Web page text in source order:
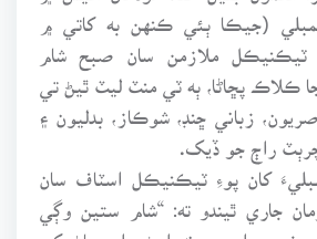
(جيڪا ٻئي ڪنهن به کاتي ۾
ٽيڪنيڪل ملازمن سان صبح شام
ڪلاڪ پڇاڻا، ٻه ٽي منٽ ليٽ ٿيڻ تي
زباني ڇنڊ، شوڪاز، بدليون ۽
راڄ جو ڏيک.
کان پوءِ ٽيڪنيڪل اسٽاف سان
جاري ٿيندو ته: “شام ستين وڳي
ضرور اچجو، نه اچڻ وارو پاڻ کي